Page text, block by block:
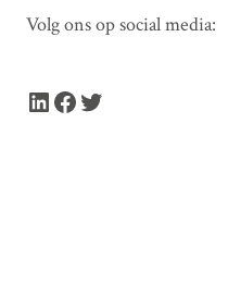
Volg ons op social media:
LinkedIn Facebook